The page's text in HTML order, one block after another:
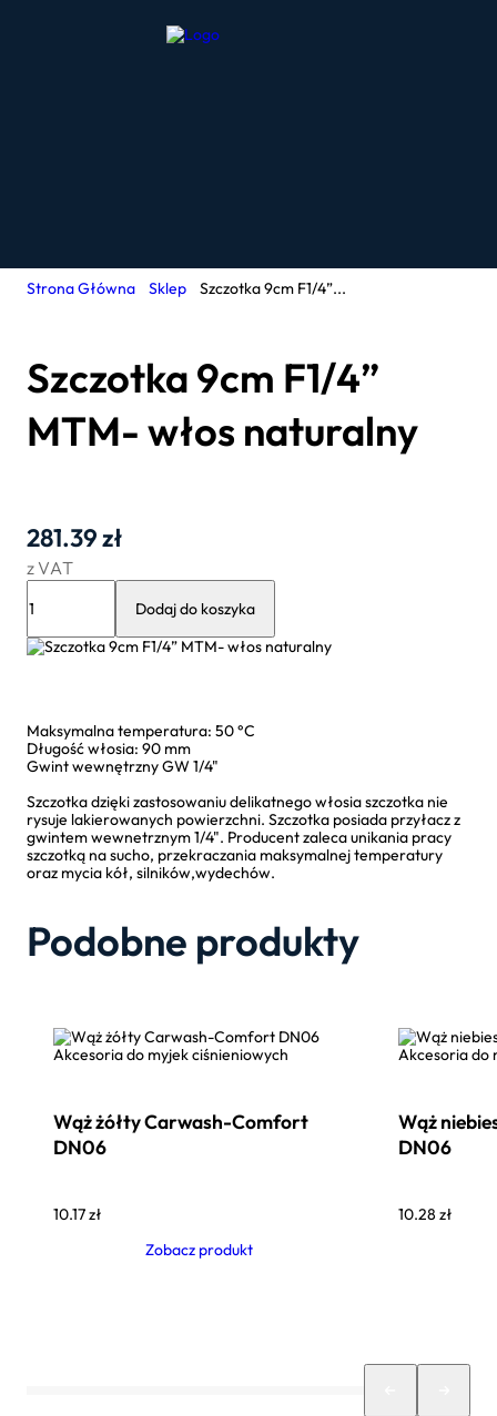
Strona Główna Sklep Szczotka 9cm F1/4”...
Szczotka 9cm F1/4”
MTM- włos naturalny
281.39zł
z VAT
Szczotka
F1/4”
MTM-
Dodaj do koszyka
Maksymalna temperatura: 50 °C
Długość włosia: 90 mm
Gwint wewnętrzny GW 1/4"
Szczotka dzięki zastosowaniu delikatnego włosia szczotka nie
rysuje lakierowanych powierzchni. Szczotka posiada przyłacz z
gwintem wewnetrznym 1/4". Producent zaleca unikania pracy
szczotką na sucho, przekraczania maksymalnej temperatury
oraz mycia kół, silników,wydechów.
Podobne produkty
Akcesoria do myjek ciśnieniowych
Wąż żółty Carwash-Comfort
DN06
10.17zł
Zobacz produkt
Akcesoria do
Wąż
DN06
10.28 zł